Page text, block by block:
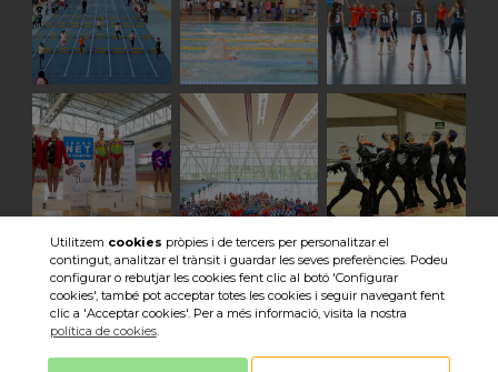
Veure totes les imatges
Utilitzem cookies pròpies i de tercers per personalitzar el
contingut, analitzar el trànsit i guardar les seves preferències. Podeu
configurar o rebutjar les cookies fent clic al botó 'Configurar
cookies', també pot acceptar totes les cookies i seguir navegant fent
clic a 'Acceptar cookies'. Per a més informació, visita la nostra
política de cookies.